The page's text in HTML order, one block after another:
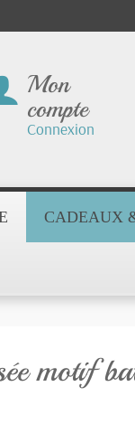
Mon
compte
Connexion
CADEAUX
motif